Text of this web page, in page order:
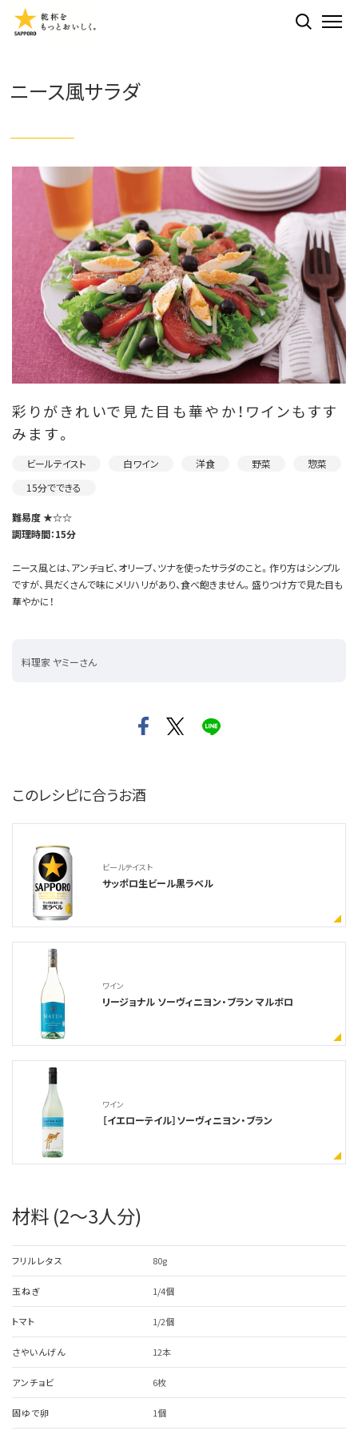
検索する
ニース風サラダ
彩りがきれいで見た目も華やか！ワインもすす
みます。
ビールテイスト 白ワイン 洋食 野菜
惣菜
15分でできる
難易度 ★☆☆
調理時間：15分
ニース風とは、アンチョビ、オリーブ、ツナを使ったサラダのこと。作り方はシンプル
ですが、具だくさんで味にメリハリがあり、食べ飽きません。盛りつけ方で見た目も
華やかに！
料理家 ヤミーさん
このレシピに合うお酒
ビールテイスト
サッポロ生ビール黒ラベル
ワイン
リージョナル ソーヴィニヨン・ブラン マルボロ
ワイン
［イエローテイル］ソーヴィニヨン・ブラン
材料 (2〜3人分)
フリルレタス 80g
玉ねぎ 1/4個
トマト 1/2個
さやいんげん 12本
アンチョビ 6枚
固ゆで卵 1個